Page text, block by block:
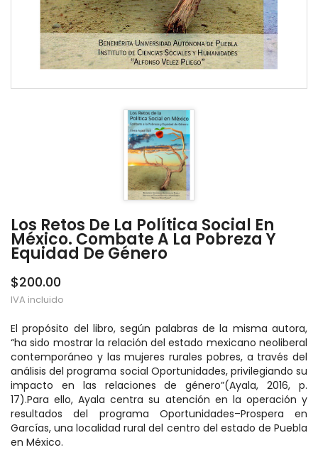
Los Retos De La Política Social En
México. Combate A La Pobreza Y
Equidad De Género
$200.00
IVA incluido
El propósito del libro, según palabras de la misma autora,
“ha sido mostrar la relación del estado mexicano neoliberal
contemporáneo y las mujeres rurales pobres, a través del
análisis del programa social Oportunidades, privilegiando su
impacto en las relaciones de género”(Ayala, 2016, p.
17).Para ello, Ayala centra su atención en la operación y
resultados del programa Oportunidades–Prospera en
Garcías, una localidad rural del centro del estado de Puebla
en México.